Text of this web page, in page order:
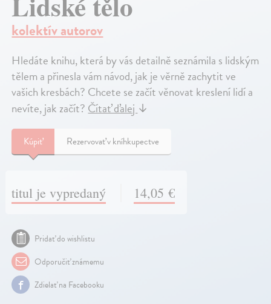
kolektív autorov
Hledáte knihu, která by vás detailně seznámila s lidským
tělem a přinesla vám návod, jak je věrně zachytit ve
vašich kresbách? Chcete se začít věnovat kreslení lidí a
nevíte, jak začít?Čítať ďalej↓
Kúpiť Rezervovať v kníhkupectve
titul je vypredaný 14,05 €
Pridať do wishlistu
Odporučiť známemu
Zdielať na Facebooku